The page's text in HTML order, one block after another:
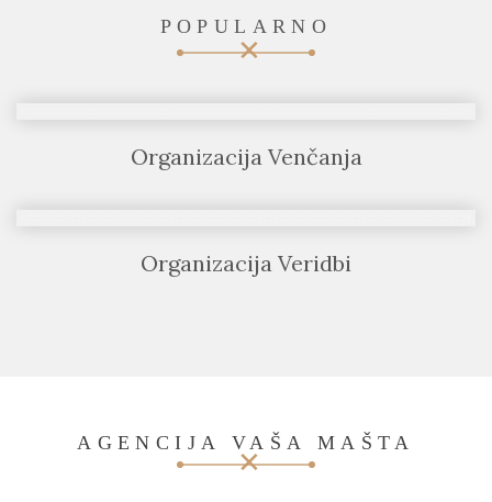
POPULARNO
Organizacija Venčanja
Organizacija Veridbi
AGENCIJA VAŠA MAŠTA